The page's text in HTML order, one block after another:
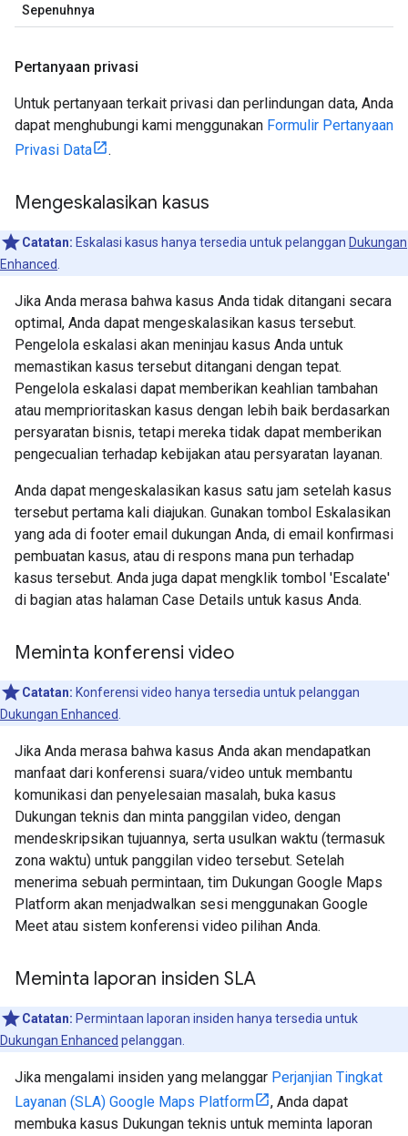
Sepenuhnya
Pertanyaan privasi
Untuk pertanyaan terkait privasi dan perlindungan data, Anda
dapat menghubungi kami menggunakan Formulir Pertanyaan
Privasi Data
.
Mengeskalasikan kasus
Catatan: Eskalasi kasus hanya tersedia untuk pelanggan Dukungan
Enhanced
Jika Anda merasa bahwa kasus Anda tidak ditangani secara
optimal, Anda dapat mengeskalasikan kasus tersebut.
Pengelola eskalasi akan meninjau kasus Anda untuk
memastikan kasus tersebut ditangani dengan tepat.
Pengelola eskalasi dapat memberikan keahlian tambahan
atau memprioritaskan kasus dengan lebih baik berdasarkan
persyaratan bisnis, tetapi mereka tidak dapat memberikan
pengecualian terhadap kebijakan atau persyaratan layanan.
Anda dapat mengeskalasikan kasus satu jam setelah kasus
tersebut pertama kali diajukan. Gunakan tombol Eskalasikan
yang ada di footer email dukungan Anda, di email konfirmasi
pembuatan kasus, atau di respons mana pun terhadap
kasus tersebut. Anda juga dapat mengklik tombol 'Escalate'
di bagian atas halaman Case Details untuk kasus Anda.
Meminta konferensi video
Catatan: Konferensi video hanya tersedia untuk pelanggan
Dukungan Enhanced
Jika Anda merasa bahwa kasus Anda akan mendapatkan
manfaat dari konferensi suara/video untuk membantu
komunikasi dan penyelesaian masalah, buka kasus
Dukungan teknis dan minta panggilan video, dengan
mendeskripsikan tujuannya, serta usulkan waktu (termasuk
zona waktu) untuk panggilan video tersebut. Setelah
menerima sebuah permintaan, tim Dukungan Google Maps
Platform akan menjadwalkan sesi menggunakan Google
Meet atau sistem konferensi video pilihan Anda.
Meminta laporan insiden SLA
Catatan: Permintaan laporan insiden hanya tersedia untuk
Dukungan Enhanced pelanggan.
Jika mengalami insiden yang melanggar Perjanjian Tingkat
Layanan (SLA) Google Maps Platform
, Anda dapat
membuka kasus Dukungan teknis untuk meminta laporan